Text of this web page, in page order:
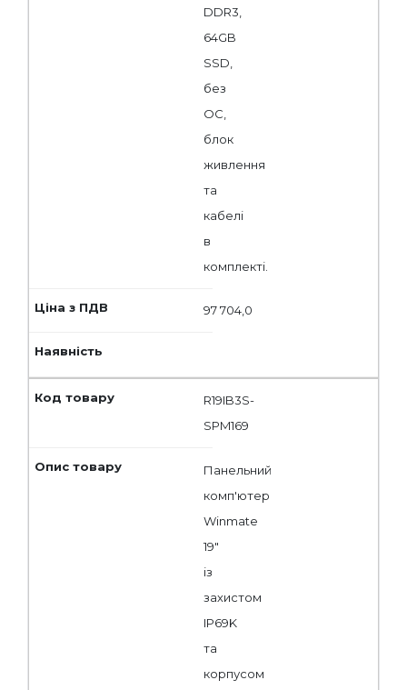
DDR3,
64GB
SSD,
без
ОС,
блок
живлення
та
кабелі
в
комплекті.
97 704,0
R19IB3S-
SPM169
Пaнельний
комп'ютер
Winmate
19"
із
захистом
IP69K
та
корпусом